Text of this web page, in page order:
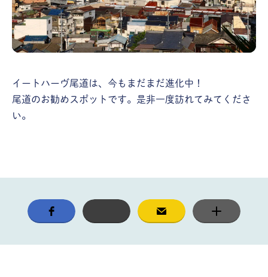
イートハーヴ尾道は、今もまだまだ進化中！
尾道のお勧めスポットです。是非一度訪れてみてくださ
い。